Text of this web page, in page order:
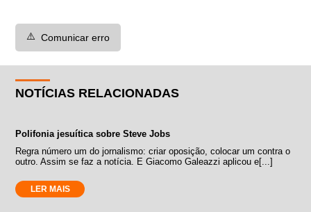
⚠️ Comunicar erro
NOTÍCIAS RELACIONADAS
Polifonia jesuítica sobre Steve Jobs
Regra número um do jornalismo: criar oposição, colocar um contra o
outro. Assim se faz a notícia. E Giacomo Galeazzi aplicou e[...]
LER MAIS